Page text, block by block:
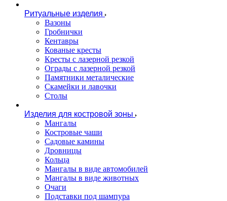
Ритуальные изделия
Вазоны
Гробнички
Кентавры
Кованые кресты
Кресты с лазерной резкой
Ограды с лазерной резкой
Памятники металические
Скамейки и лавочки
Столы
Изделия для костровой зоны
Мангалы
Костровые чаши
Садовые камины
Дровницы
Кольца
Мангалы в виде автомобилей
Мангалы в виде животных
Очаги
Подставки под шампура